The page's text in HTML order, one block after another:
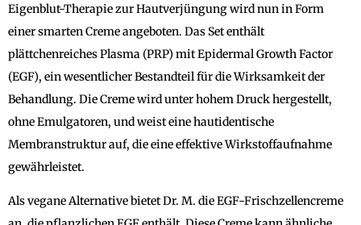
Eigenblut-Therapie zur Hautverjüngung wird nun in Form
einer smarten Creme angeboten. Das Set enthält
plättchenreiches Plasma (PRP) mit Epidermal Growth Factor
(EGF), ein wesentlicher Bestandteil für die Wirksamkeit der
Behandlung. Die Creme wird unter hohem Druck hergestellt,
ohne Emulgatoren, und weist eine hautidentische
Membranstruktur auf, die eine effektive Wirkstoffaufnahme
gewährleistet.
Als vegane Alternative bietet Dr. M. die EGF-Frischzellencreme